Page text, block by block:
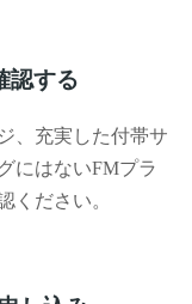
認する
、充実した付帯サ
にはないFMプラ
ください。